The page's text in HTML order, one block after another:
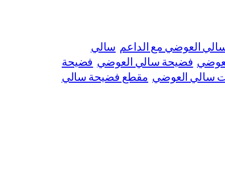
العوضي مع الداعم سالي
فضيحة سالي العوضي فضيحة
سالي العوضي مقطع فضيحة سالي